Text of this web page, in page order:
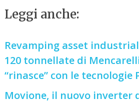
Leggi anche:
Revamping asset
120 tonnellate di
“rinasce” con le tecnologie
Movione, il nuovo inverter